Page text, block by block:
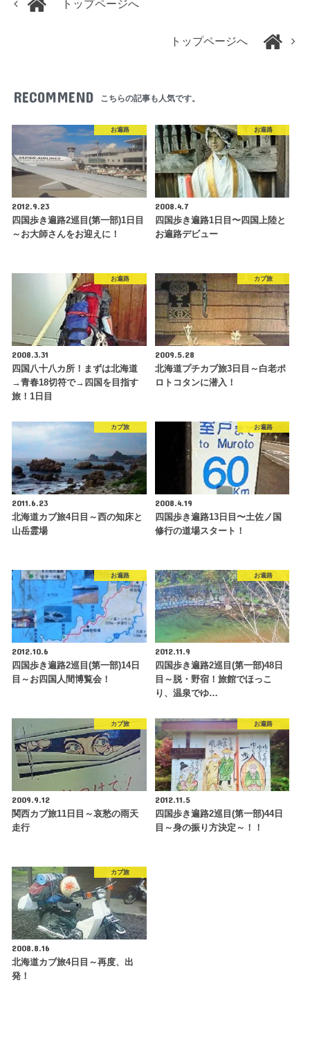
トップページへ
トップページへ
RECOMMEND こちらの記事も人気です。
お遍路
2012.9.23
四国歩き遍路2巡目(第一部)1日目
～お大師さんをお迎えに！
お遍路
2008.4.7
四国歩き遍路1日目〜四国上陸と
お遍路デビュー
お遍路
2008.3.31
四国八十八カ所！まずは北海道
→青春18切符で→四国を目指す
旅！1日目
カブ旅
2009.5.28
北海道プチカブ旅3日目～白老ポ
ロトコタンに潜入！
カブ旅
2011.6.23
北海道カブ旅4日目～西の知床と
山岳霊場
お遍路
2008.4.19
四国歩き遍路13日目〜土佐ノ国
修行の道場スタート！
お遍路
2012.10.6
四国歩き遍路2巡目(第一部)14日
目～お四国人間博覧会！
お遍路
2012.11.9
四国歩き遍路2巡目(第一部)48日
目～脱・野宿！旅館でほっこ
り、温泉でゆ…
カブ旅
2009.9.12
関西カブ旅11日目～哀愁の雨天
走行
お遍路
2012.11.5
四国歩き遍路2巡目(第一部)44日
目～身の振り方決定～！！
カブ旅
2008.8.16
北海道カブ旅4日目～再度、出
発！